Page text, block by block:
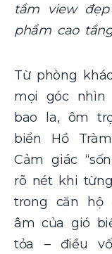
tầm view
phẩm cao
Từ phòng
mọi góc nhìn
bao la, ôm
biển Hồ
Cảm giác
rõ nét khi
trong căn hộ
âm của gió
tỏa – điều